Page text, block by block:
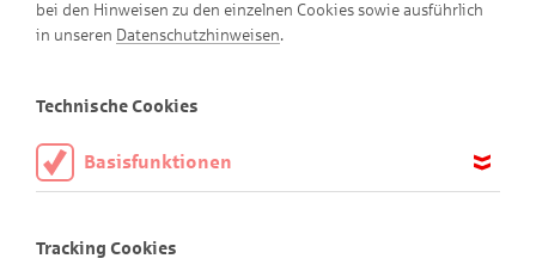
KNAXige Comics
bei den Hinweisen zu den einzelnen Cookies sowie ausführlich
in unseren Datenschutzhinweisen.
Technische Cookies
Basisfunktionen
aktiviert sein.
Tracking Cookies